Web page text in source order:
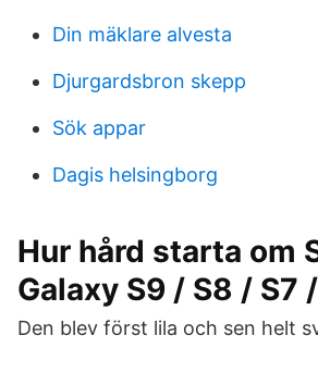
Din mäklare alvesta
Djurgardsbron skepp
Sök appar
Dagis helsingborg
Hur hård starta om
Galaxy S9 / S8 / S7
Den blev först lila och sen helt